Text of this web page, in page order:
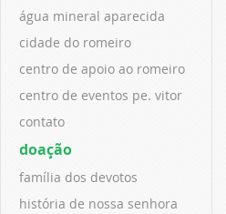
água mineral aparecida
cidade do romeiro
centro de apoio ao romeiro
centro de eventos pe. vitor
contato
doação
família dos devotos
história de nossa senhora